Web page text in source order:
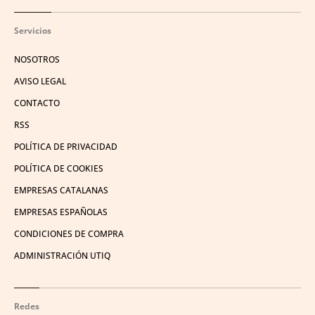
Servicios
NOSOTROS
AVISO LEGAL
CONTACTO
RSS
POLÍTICA DE PRIVACIDAD
POLÍTICA DE COOKIES
EMPRESAS CATALANAS
EMPRESAS ESPAÑOLAS
CONDICIONES DE COMPRA
ADMINISTRACIÓN UTIQ
Redes